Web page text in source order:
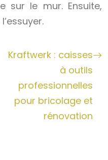
sur le mur. Ensuite,
Kraftwerk : caisses
à outils
professionnelles
pour bricolage et
rénovation